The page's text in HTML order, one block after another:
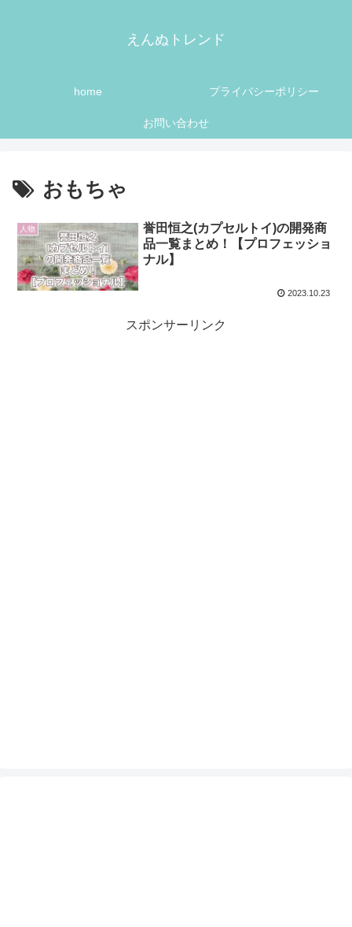
えんぬトレンド
home プライバシーポリシー
お問い合わせ
おもちゃ
人物
誉田恒之(カプセルトイ)の開発商
品一覧まとめ！【プロフェッショ
ナル】
2023.10.23
スポンサーリンク